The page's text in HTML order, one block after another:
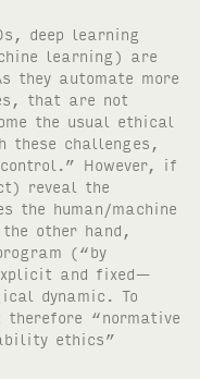
deep learning
learning) are
they automate more
that are not
the usual ethical
these challenges,
However, if
reveal the
the human/machine
other hand,
(“by
and fixed—
dynamic. To
therefore “normative
ethics”